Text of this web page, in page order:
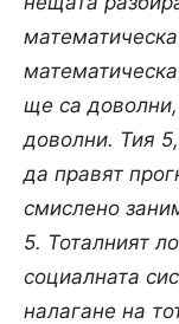
ще са
доволни. Тия
да правят
смислено
5. Тоталният
социалната
налагане на